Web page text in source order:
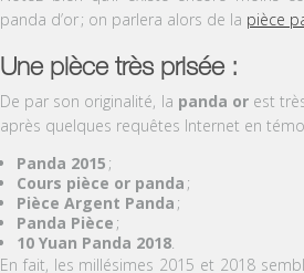
panda d’or; on parlera alors de la pièce
Une pièce très prisée :
De par son originalité, la panda orest
après quelques requêtes Internet en
Panda 2015 ;
Cours pièce or panda ;
Pièce Argent Panda ;
Panda Pièce ;
10 Yuan Panda 2018.
En fait, les millésimes 2015 et 2018